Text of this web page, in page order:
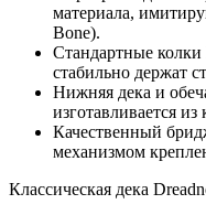
материала,
Bone).
Стандартные колки
стабильно держат
Нижняя дека и
изготавливается из
Качественный
механизмом
Классическая дека